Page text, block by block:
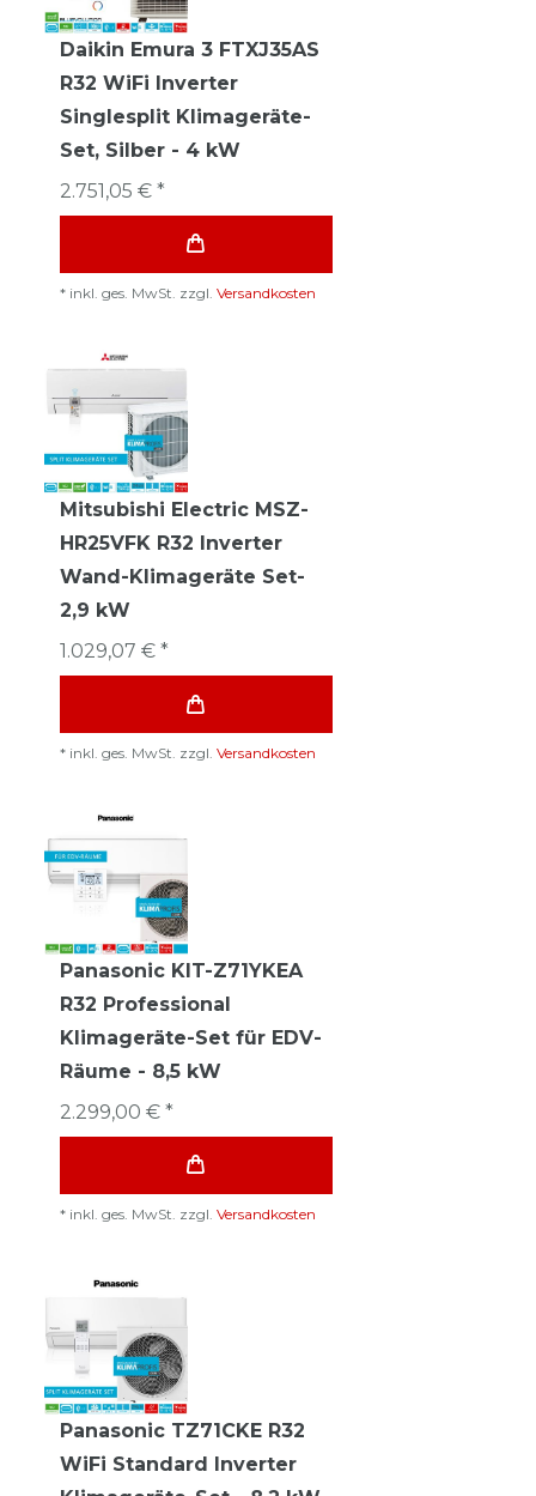
Daikin Emura 3 FTXJ35AS
R32 WiFi Inverter
Singlesplit Klimageräte-
Set, Silber - 4 kW
2.751,05 € *
* inkl. ges. MwSt. zzgl. Versandkosten
Mitsubishi Electric MSZ-
HR25VFK R32 Inverter
Wand-Klimageräte Set-
2,9 kW
1.029,07 € *
* inkl. ges. MwSt. zzgl. Versandkosten
Panasonic KIT-Z71YKEA
R32 Professional
Klimageräte-Set für EDV-
Räume - 8,5 kW
2.299,00 € *
* inkl. ges. MwSt. zzgl. Versandkosten
Panasonic TZ71CKE R32
WiFi Standard Inverter